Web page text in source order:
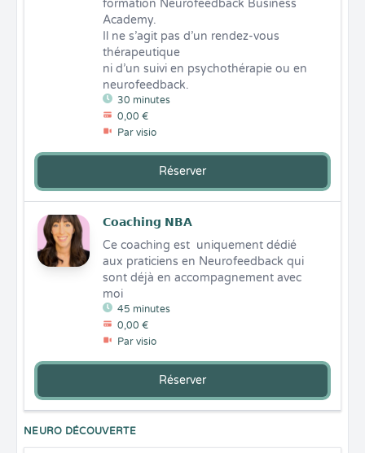
30 minutes
0,00 €
Par visio
formation Neurofeedback Business
Academy.
Il ne s’agit pas d’un rendez-vous
thérapeutique
ni d’un suivi en psychothérapie ou en
neurofeedback.
Réserver
𝗖𝗼𝗮𝗰𝗵𝗶𝗻𝗴 𝗡𝗕𝗔
45 minutes
0,00 €
Par visio
Ce coaching est  uniquement dédié
aux praticiens en Neurofeedback qui
sont déjà en accompagnement avec
moi
Réserver
NEURO DÉCOUVERTE